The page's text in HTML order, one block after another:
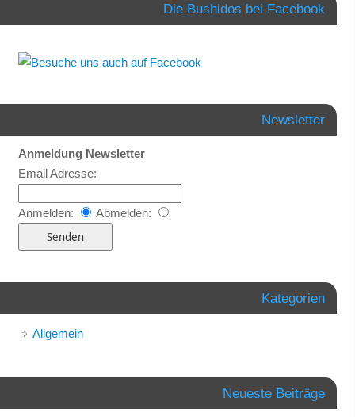
Die Bushidos bei Facebook
Newsletter
Anmeldung Newsletter
Email Adresse:
Anmelden: Abmelden:
Kategorien
Allgemein
Neueste Beiträge